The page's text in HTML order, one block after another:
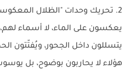
2. تحريك وحدات "الظلال
يعكسون على الماء، لا أسماء
يتسللون داخل الجحور، ويُفتّتون
هؤلاء لا يحاربون بوضوح، بل